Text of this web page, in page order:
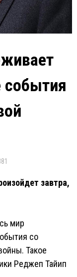
события
завтра,
мир
со
Такое
Реджеп Тайип